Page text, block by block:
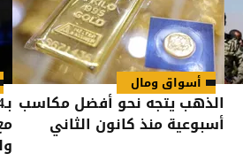
أسواق ومال
الذهب يتجه نحو أفضل مكاسب
أسبوعية منذ كانون الثاني